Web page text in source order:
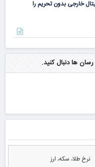
خارجی بدون تحریم را
ها دنبال کنید.
نرخ طلا، سکه، ارز